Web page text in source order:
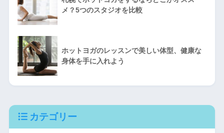
メ？5つのスタジオを比較
ホットヨガのレッスンで美しい体型、健康な
身体を手に入れよう
カテゴリー